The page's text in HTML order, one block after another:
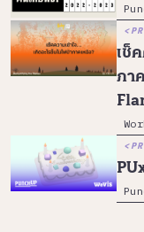
เช็
ภา